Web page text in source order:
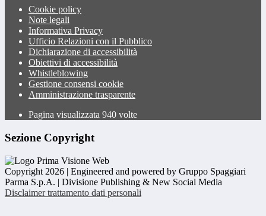
Cookie policy
Note legali
Informativa Privacy
Ufficio Relazioni con il Pubblico
Dichiarazione di accessibilità
Obiettivi di accessibilità
Whistleblowing
Gestione consensi cookie
Amministrazione trasparente
Pagina visualizzata 940 volte
Sezione Copyright
Copyright 2026 | Engineered and powered by Gruppo Spaggiari
Parma S.p.A. | Divisione Publishing & New Social Media
Disclaimer trattamento dati personali